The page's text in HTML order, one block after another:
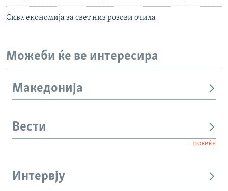
Сива економија за свет низ розови очила
Можеби ќе ве интересира
Македонија
Вести
повеќе
Интервју